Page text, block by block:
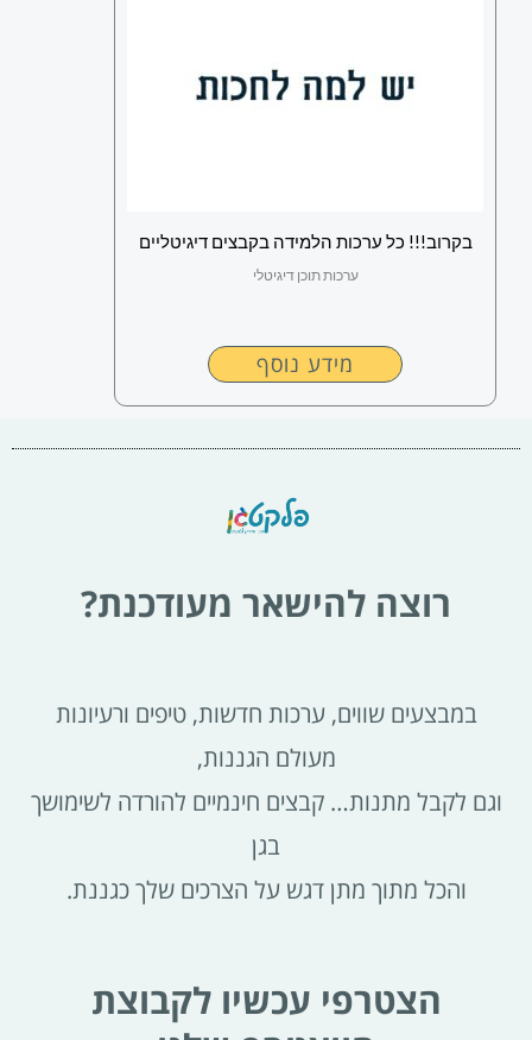
בקרוב!!! כל ערכות הלמידה בקבצים דיגיטליים
ערכות תוכן דיגיטלי
מידע נוסף
רוצה להישאר מעודכנת?
במבצעים שווים, ערכות חדשות, טיפים ורעיונות
מעולם הגננות,
וגם לקבל מתנות… קבצים חינמיים להורדה לשימושך
בגן
והכל מתוך מתן דגש על הצרכים שלך כגננת.
הצטרפי עכשיו לקבוצת